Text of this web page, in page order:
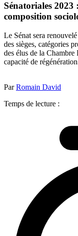
Sénatoriales
composition
Le Sénat sera
des sièges, catégories
des élus de la
capacité de
ParRomain David
Temps de lecture :